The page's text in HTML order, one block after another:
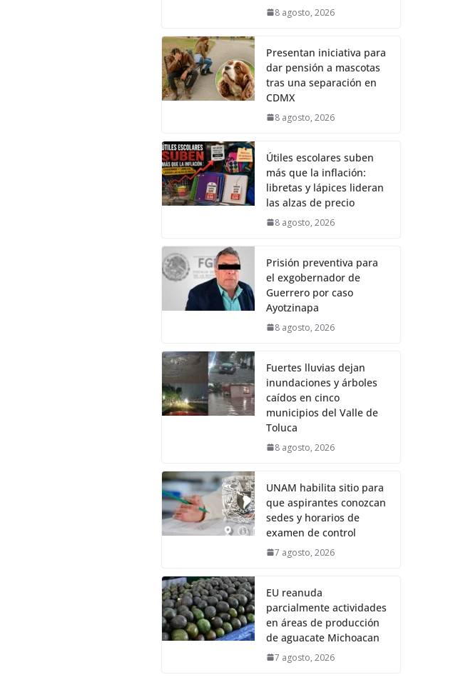
8 agosto, 2026
Presentan iniciativa para
dar pensión a mascotas
tras una separación en
CDMX
8 agosto, 2026
Útiles escolares suben
más que la inflación:
libretas y lápices lideran
las alzas de precio
8 agosto, 2026
Prisión preventiva para
el exgobernador de
Guerrero por caso
Ayotzinapa
8 agosto, 2026
Fuertes lluvias dejan
inundaciones y árboles
caídos en cinco
municipios del Valle de
Toluca
8 agosto, 2026
UNAM habilita sitio para
que aspirantes conozcan
sedes y horarios de
examen de control
7 agosto, 2026
EU reanuda
parcialmente actividades
en áreas de producción
de aguacate Michoacan
7 agosto, 2026